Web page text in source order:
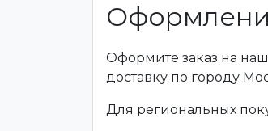
Оформите заказ на
доставку по городу
Для региональных